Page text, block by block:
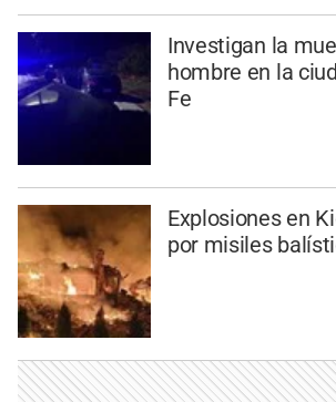
Investigan la
hombre en la
Fe
Explosiones en
por misiles